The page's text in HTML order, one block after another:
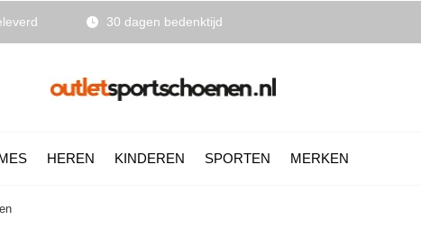
HEREN KINDEREN SPORTEN MERKEN
30 dagen bedenktijd